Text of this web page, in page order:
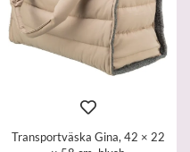
Transportväska Gina, 42 × 22